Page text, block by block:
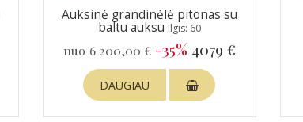
Auksinė grandinėlė pitonas su
baltu auksu Ilgis: 60
nuo 6 200,00 € -35% 4079 €
DAUGIAU